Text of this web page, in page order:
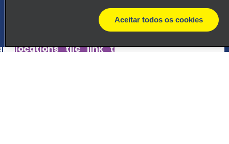
map_locations_tiles_expand_button
map
Aceitar todos os cookies